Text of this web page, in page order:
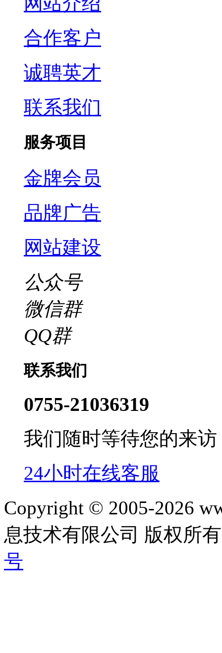
合作客户
诚聘英才
联系我们
服务项目
金牌会员
品牌广告
网站建设
公众号
微信群
QQ群
联系我们
0755-21036319
我们随时等待您的来访
24小时在线客服
Copyright © 2005-2026
息技术有限公司 版权所
号